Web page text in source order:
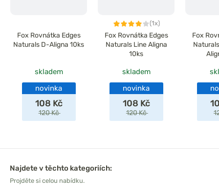
Fox Rovnátka Edges
Naturals D-Aligna 10ks
skladem
novinka
108 Kč
120 Kč
(1x)
Fox Rovnátka Edges
Naturals Line Aligna
10ks
skladem
novinka
108 Kč
120 Kč
Fox
Najdete v těchto kategoriích:
Projděte si celou nabídku.